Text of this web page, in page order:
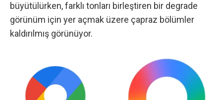
büyütülürken, farklı tonları birleştiren bir degrade
görünüm için yer açmak üzere çapraz bölümler
kaldırılmış görünüyor.